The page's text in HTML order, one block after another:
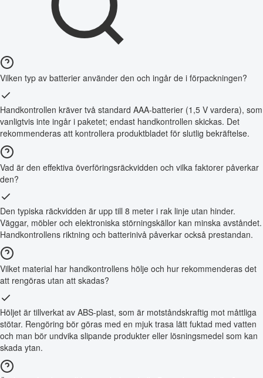
Vilken typ av batterier använder den och ingår de i förpackningen?
Handkontrollen kräver två standard AAA-batterier (1,5 V vardera), som
vanligtvis inte ingår i paketet; endast handkontrollen skickas. Det
rekommenderas att kontrollera produktbladet för slutlig bekräftelse.
Vad är den effektiva överföringsräckvidden och vilka faktorer påverkar
den?
Den typiska räckvidden är upp till 8 meter i rak linje utan hinder.
Väggar, möbler och elektroniska störningskällor kan minska avståndet.
Handkontrollens riktning och batterinivå påverkar också prestandan.
Vilket material har handkontrollens hölje och hur rekommenderas det
att rengöras utan att skadas?
Höljet är tillverkat av ABS-plast, som är motståndskraftig mot måttliga
stötar. Rengöring bör göras med en mjuk trasa lätt fuktad med vatten
och man bör undvika slipande produkter eller lösningsmedel som kan
skada ytan.